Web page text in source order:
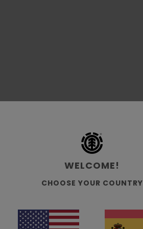
WELCOME!
CHOOSE YOUR COUNTRY